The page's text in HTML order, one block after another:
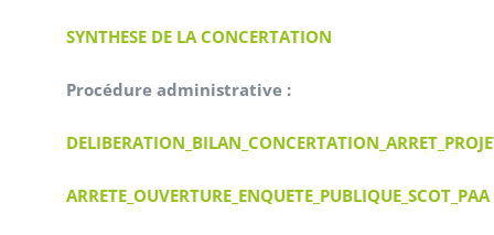
SYNTHESE DE LA CONCERTATION
Procédure administrative :
ARRETE_OUVERTURE_ENQUETE_PUBLIQUE_SCOT_PAA